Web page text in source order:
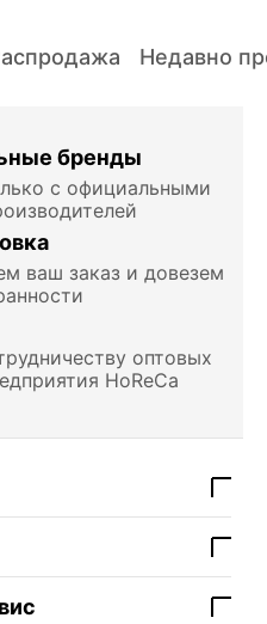
Недавно
бренды
с официальными
ваш заказ и довезем
оптовых
HoReCa